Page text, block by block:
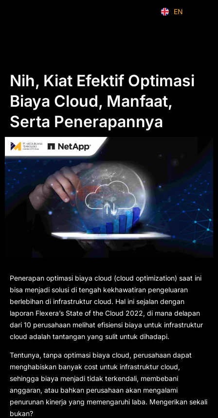
EN
ID
Nih, Kiat Efektif Optimasi
Biaya Cloud, Manfaat,
Serta Penerapannya
Penerapan optimasi biaya cloud (cloud optimization) saat ini
bisa menjadi solusi di tengah kekhawatiran pengeluaran
berlebihan di infrastruktur cloud. Hal ini sejalan dengan
laporan Flexera’s State of the Cloud 2022, di mana delapan
dari 10 perusahaan melihat efisiensi biaya untuk infrastruktur
cloud adalah tantangan yang sulit untuk dihadapi.
Tentunya, tanpa optimasi biaya cloud, perusahaan dapat
menghabiskan banyak cost untuk infrastruktur cloud,
sehingga biaya menjadi tidak terkendali, membebani
anggaran, atau bahkan perusahaan akan mengalami
penurunan kinerja yang memengaruhi laba. Mengerikan sekali
bukan?